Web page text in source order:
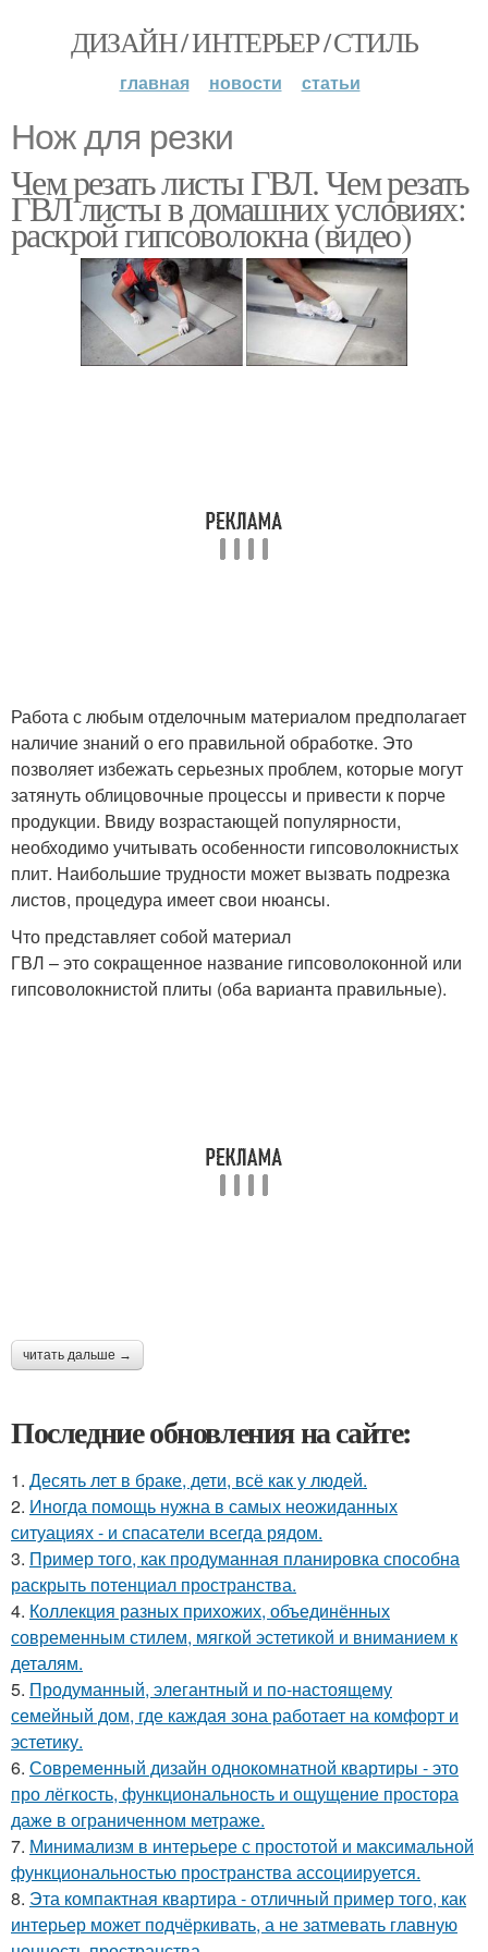
ДИЗАЙН / ИНТЕРЬЕР / СТИЛЬ
главная новости статьи
Нож для резки
Чем резать листы ГВЛ. Чем резать
ГВЛ листы в домашних условиях:
раскрой гипсоволокна (видео)
Работа с любым отделочным материалом предполагает
наличие знаний о его правильной обработке. Это
позволяет избежать серьезных проблем, которые могут
затянуть облицовочные процессы и привести к порче
продукции. Ввиду возрастающей популярности,
необходимо учитывать особенности гипсоволокнистых
плит. Наибольшие трудности может вызвать подрезка
листов, процедура имеет свои нюансы.
Что представляет собой материал
ГВЛ – это сокращенное название гипсоволоконной или
гипсоволокнистой плиты (оба варианта правильные).
читать дальше →
Последние обновления на сайте:
1. Десять лет в браке, дети, всё как у людей.
2. Иногда помощь нужна в самых неожиданных
ситуациях - и спасатели всегда рядом.
3. Пример того, как продуманная планировка способна
раскрыть потенциал пространства.
4. Коллекция разных прихожих, объединённых
современным стилем, мягкой эстетикой и вниманием к
деталям.
5. Продуманный, элегантный и по-настоящему
семейный дом, где каждая зона работает на комфорт и
эстетику.
6. Современный дизайн однокомнатной квартиры - это
про лёгкость, функциональность и ощущение простора
даже в ограниченном метраже.
7. Минимализм в интерьере с простотой и максимальной
функциональностью пространства ассоциируется.
8. Эта компактная квартира - отличный пример того, как
интерьер может подчёркивать, а не затмевать главную